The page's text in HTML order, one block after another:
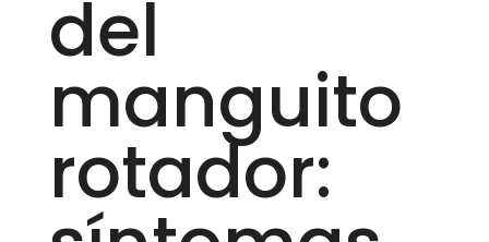
del
manguito
rotador: